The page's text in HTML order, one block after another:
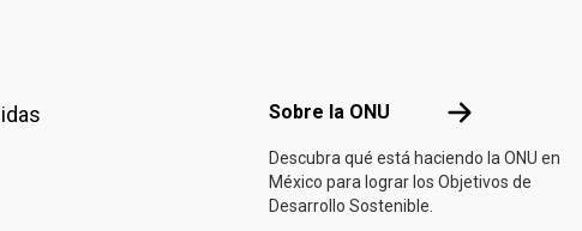
Sobre la ONU Sobre la ONU
Descubra qué está haciendo la ONU en
México para lograr los Objetivos de
Desarrollo Sostenible.